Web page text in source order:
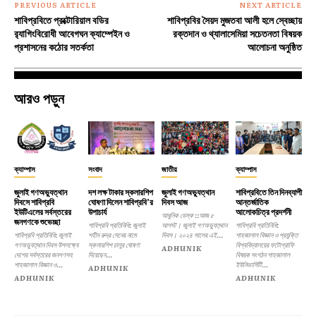
PREVIOUS ARTICLE
শাবিপ্রবিতে প্রক্টোরিয়াল বডির
র‍্যাগিংবিরোধী আবেগঘন ক্যাম্পেইন ও
প্রশাসনের কঠোর সতর্কতা
NEXT ARTICLE
শাবিপ্রবির সৈয়দ মুজতবা আলী হলে স্বেচ্ছায়
রক্তদান ও থ্যালাসেমিয়া সচেতনতা বিষয়ক
আলোচনা অনুষ্ঠিত
আরও পড়ুন
ক্যাম্পাস
জুলাই গণঅভ্যুত্থান
দিবসে শাবিপ্রবি
ইউটিএলের সর্বস্তরের
জনগণকে শুভেচ্ছা
শাবিপ্রবি প্রতিনিধি: জুলাই
গণঅভ্যুত্থান দিবস উপলক্ষ্যে
দেশের সর্বস্তরের জনগণসহ
শাহজালাল বিজ্ঞান ও...
ADHUNIK
সংবাদ
দশ লক্ষ টাকার স্কলারশিপ
ঘোষণা দিলেন শাবিপ্রবি’র
উপাচার্য
শাবিপ্রবি প্রতিনিধি: জুলাই
শহীদ রুদ্র সেনের নামে
স্কলারশিপ চালুর ঘোষণা
দিয়েছেন...
ADHUNIK
জাতীয়
জুলাই গণঅভ্যুত্থান
দিবস আজ
আধুনিক ডেস্ক ::আজ ৫
আগস্ট। জুলাই গণঅভ্যুত্থান
দিবস। ২০২৪ সালের এই...
ADHUNIK
ক্যাম্পাস
শাবিপ্রবিতে তিন দিনব্যাপী
আন্তর্জাতিক
আলোকচিত্র প্রদর্শনী
শাবিপ্রবি প্রতিনিধি:
শাহজালাল বিজ্ঞান ও প্রযুক্তি
বিশ্ববিদ্যালয়ের ফটোগ্রাফি
বিষয়ক সংগঠন শাহজালাল
ইউনিভার্সিটি...
ADHUNIK